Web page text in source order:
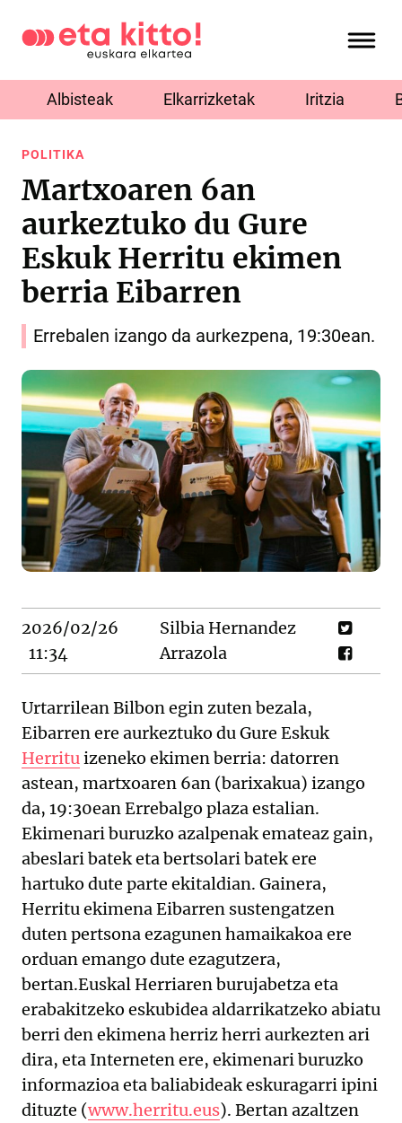
Albisteak Elkarrizketak Iritzia
POLITIKA
Martxoaren 6an
aurkeztuko du Gure
Eskuk Herritu ekimen
berria Eibarren
Errebalen izango da aurkezpena, 19:30ean.
2026/02/26
11:34
Silbia Hernandez
Arrazola
Urtarrilean Bilbon egin zuten bezala,
Eibarren ere aurkeztuko du Gure Eskuk
Herrituizeneko ekimen berria: datorren
astean, martxoaren 6an (barixakua) izango
da, 19:30ean Errebalgo plaza estalian.
Ekimenari buruzko azalpenak emateaz gain,
abeslari batek eta bertsolari batek ere
hartuko dute parte ekitaldian. Gainera,
Herritu ekimena Eibarren sustengatzen
duten pertsona ezagunen hamaikakoa ere
orduan emango dute ezagutzera,
bertan.Euskal Herriaren burujabetza eta
erabakitzeko eskubidea aldarrikatzeko abiatu
berri den ekimena herriz herri aurkezten ari
dira, eta Interneten ere, ekimenari buruzko
informazioa eta baliabideak eskuragarri ipini
dituzte (www.herritu.eus). Bertan azaltzen